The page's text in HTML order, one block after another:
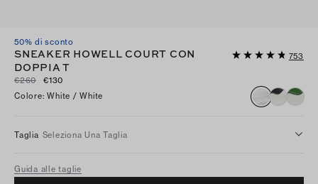
50% di sconto
SNEAKER HOWELL COURT CON
DOPPIA T
753
€260
€130
Colore: White / White
Taglia Seleziona Una Taglia
Guida alle taglie